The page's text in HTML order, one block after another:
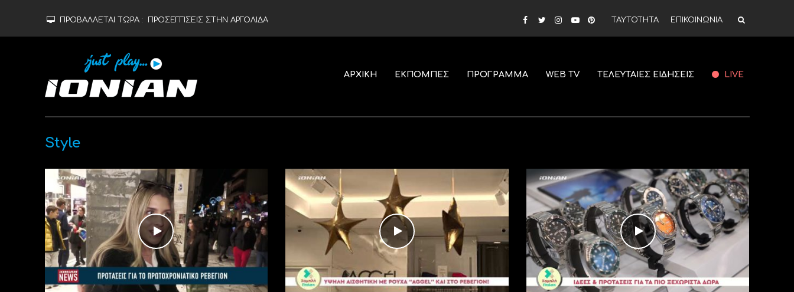
ΠΡΟΒΑΛΛΕΤΑΙ ΤΩΡΑ : ΠΡΟΣΕΓΓΙΣΕΙΣ ΣΤΗΝ ΑΡΓΟΛΙΔΑ ΤΑΥΤΟΤΗΤΑ ΕΠΙΚΟΙΝΩΝΙΑ
ΑΡΧΙΚΗ ΕΚΠΟΜΠΕΣ ΠΡΟΓΡΑΜΜΑ WEB TV ΤΕΛΕΥΤΑΙΕΣ ΕΙΔΗΣΕΙΣ LIVE
Style